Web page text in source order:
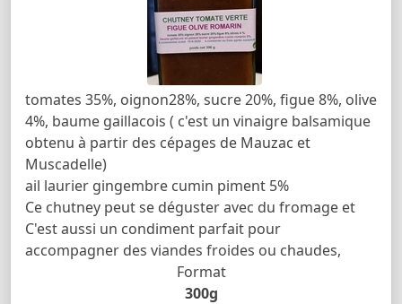
tomates 35%, oignon28%, sucre 20%, figue 8%, olive
4%, baume gaillacois ( c'est un vinaigre balsamique
obtenu à partir des cépages de Mauzac et
Muscadelle)
ail laurier gingembre cumin piment 5%
Ce chutney peut se déguster avec du fromage et
C'est aussi un condiment parfait pour
accompagner des viandes froides ou chaudes,
Format
300g